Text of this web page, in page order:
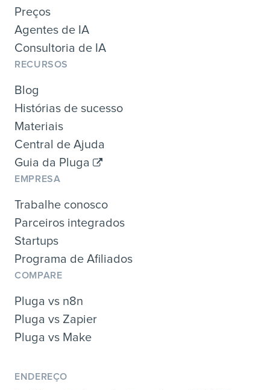
Preços
Agentes de IA
Consultoria de IA
RECURSOS
Blog
Histórias de sucesso
Materiais
Central de Ajuda
Guia da Pluga
EMPRESA
Trabalhe conosco
Parceiros integrados
Startups
Programa de Afiliados
COMPARE
Pluga vs n8n
Pluga vs Zapier
Pluga vs Make
ENDEREÇO